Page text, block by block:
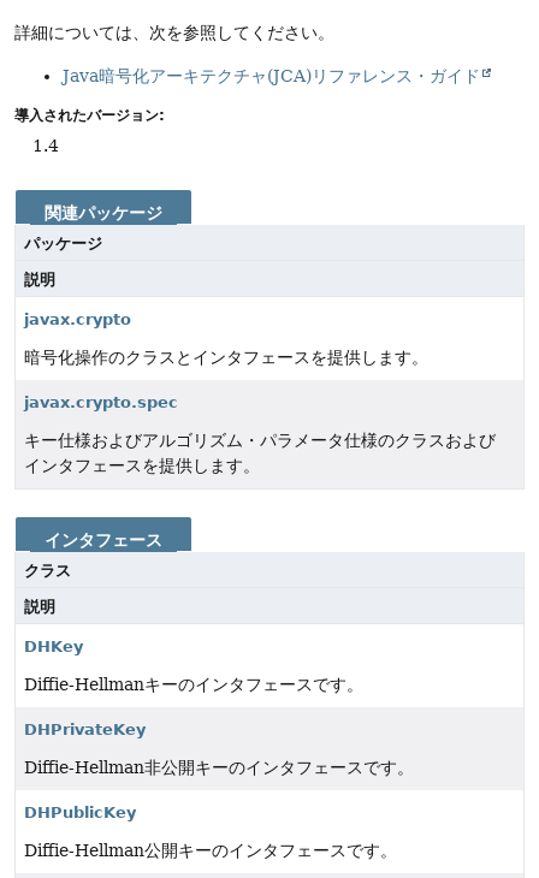
詳細については、次を参照してください。
Java暗号化アーキテクチャ(JCA)リファレンス・ガイド
導入されたバージョン:
1.4
関連パッケージ
パッケージ
説明
javax.crypto
暗号化操作のクラスとインタフェースを提供します。
javax.crypto.spec
キー仕様およびアルゴリズム・パラメータ仕様のクラスおよび
インタフェースを提供します。
インタフェース
クラス
説明
DHKey
Diffie-Hellmanキーのインタフェースです。
DHPrivateKey
Diffie-Hellman非公開キーのインタフェースです。
DHPublicKey
Diffie-Hellman公開キーのインタフェースです。